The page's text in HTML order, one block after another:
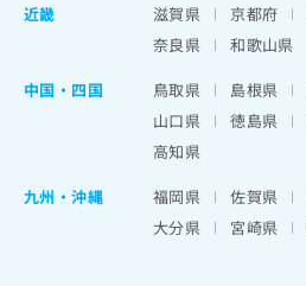
近畿
滋賀県 京都府
奈良県
和歌山県
中国・四国
鳥取県 島根県
山口県
徳島県
高知県
九州・沖縄
福岡県 佐賀県
大分県
宮崎県